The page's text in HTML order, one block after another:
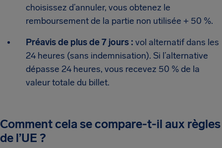
choisissez d’annuler, vous obtenez le
remboursement de la partie non utilisée + 50 %.
Préavis de plus de 7 jours : vol alternatif dans les
24 heures (sans indemnisation). Si l’alternative
dépasse 24 heures, vous recevez 50 % de la
valeur totale du billet.
Comment cela se compare-t-il aux règles
de l’UE ?